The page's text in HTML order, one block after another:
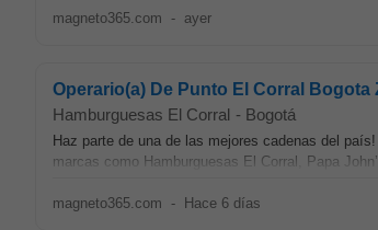
magneto365.com - ayer
Operario(a) De Punto El Corral Bogota
Hamburguesas El Corral - Bogotá
Haz parte de una de las mejores cadenas del
marcas como Hamburguesas El Corral, Papa
magneto365.com - Hace 6 días